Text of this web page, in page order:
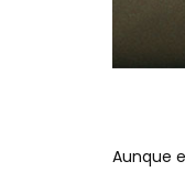
Aunque